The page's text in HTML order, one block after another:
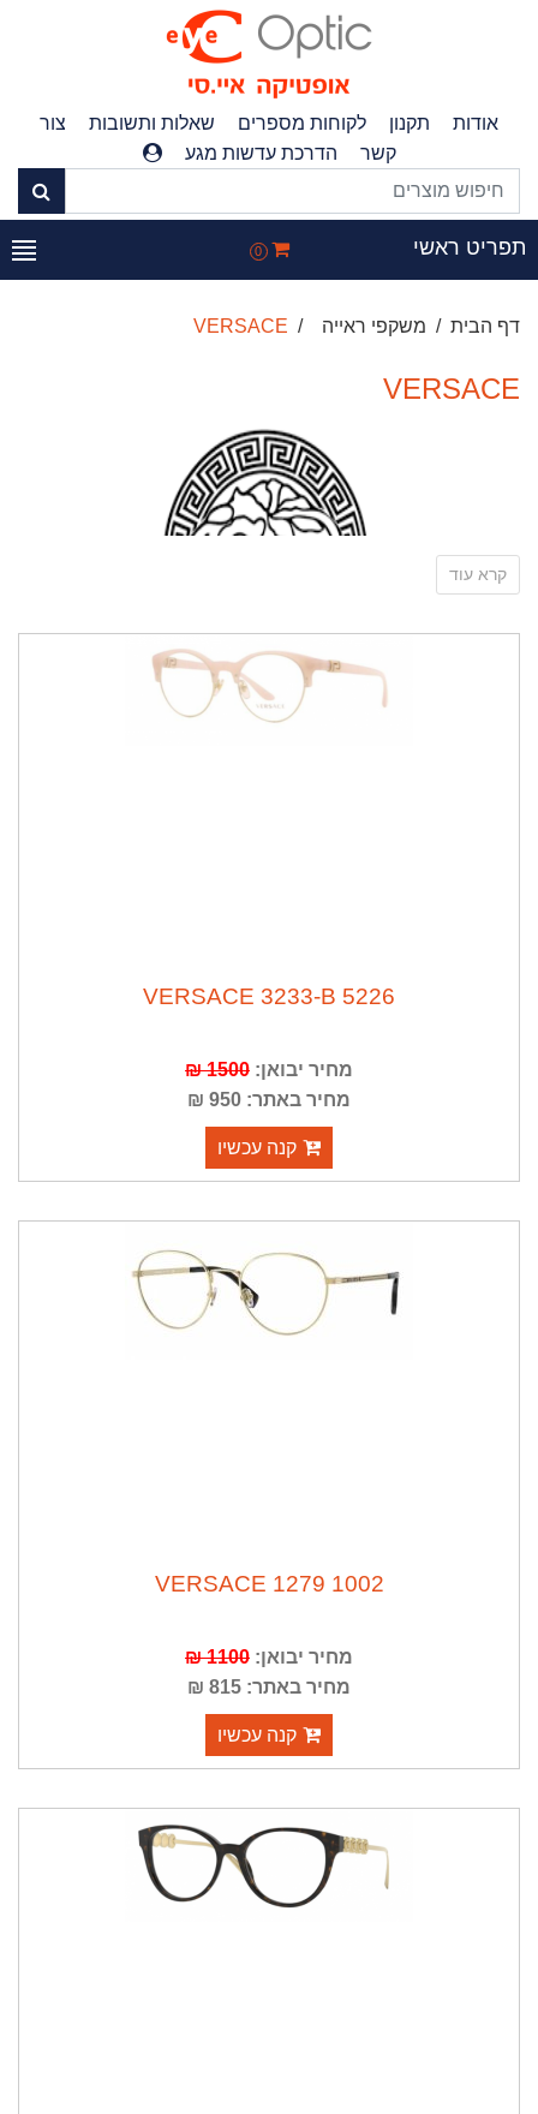
אודות תקנון לקוחות מספרים שאלות ותשובות
צור
קשר
הדרכת עדשות מגע
תפריט ראשי 0
דף הבית משקפי ראייה VERSACE
VERSACE
לשם THE VERSACE MANIFESTO ומאפיינת את הרוח
האוורירי עדשות המראה
קרא עוד
5226 VERSACE 3233-B
מחיר יבואן: 1500 ₪
מחיר באתר: 950 ₪
קנה עכשיו
VERSACE 1279 1002
מחיר יבואן: 1100 ₪
מחיר באתר: 815 ₪
קנה עכשיו